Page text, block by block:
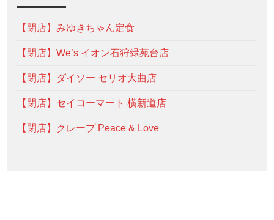
【閉店】みゆきちゃん定食
【閉店】We’s イオン石狩緑苑台店
【閉店】ダイソー セリオ大曲店
【閉店】セイコーマート 横新道店
【閉店】クレープ Peace & Love